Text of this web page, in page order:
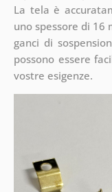
La tela è
uno spessore di 16
ganci di
possono essere
vostre esigenze.